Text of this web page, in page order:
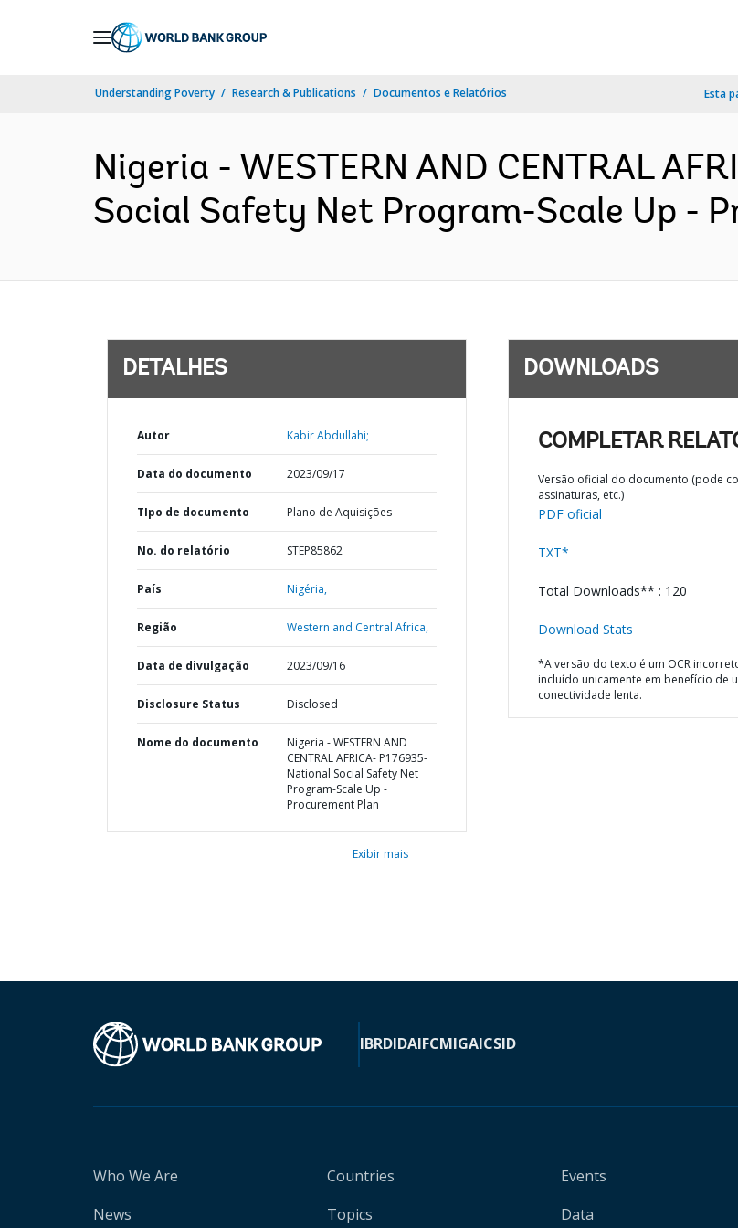
Understanding Poverty Research & Publications Documentos e Relatórios Esta
Nigeria - WESTERN AND CENTRAL
Social Safety Net Program-Scale Up -
DETALHES
Autor Kabir Abdullahi;
Data do documento 2023/09/17
TIpo de documento Plano de Aquisições
No. do relatório STEP85862
País Nigéria,
Região Western and Central Africa,
Data de divulgação 2023/09/16
Disclosure Status Disclosed
Nome do documento
Nigeria - WESTERN AND
CENTRAL AFRICA- P176935-
National Social Safety Net
Program-Scale Up -
Procurement Plan
Exibir mais
DOWNLOADS
COMPLETAR
Versão oficial do documento (pode
assinaturas, etc.)
PDF oficial
TXT*
Total Downloads** : 120
Download Stats
*A versão do texto é um OCR
incluído unicamente em benefício de
conectividade lenta.
IBRDIDAIFCMIGAICSID
Who We Are
News
Countries
Topics
Events
Data